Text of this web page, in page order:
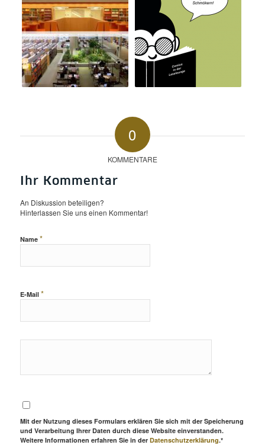
0
KOMMENTARE
Ihr Kommentar
An Diskussion beteiligen?
Hinterlassen Sie uns einen Kommentar!
Name *
E-Mail *
Mit der Nutzung dieses Formulars erklären Sie sich mit der Speicherung
und Verarbeitung Ihrer Daten durch diese Website einverstanden.
Weitere Informationen erfahren Sie in der Datenschutzerklärung.*